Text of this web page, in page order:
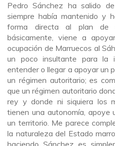
Pedro Sánchez ha salido
siempre había mantenido y
forma directa al plan de
básicamente, viene a
ocupación de Marruecos al
un poco insultante para la
entender o llegar a apoyar un
un régimen autoritario; es
que un régimen autoritario
rey y donde ni siquiera los
tienen una autonomía, apoye
un territorio. Me parece
la naturaleza del Estado